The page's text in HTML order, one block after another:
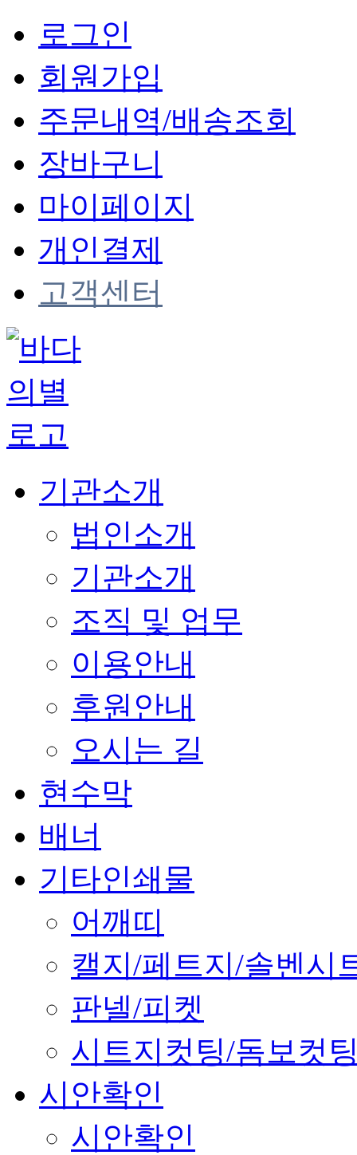
로그인
회원가입
주문내역/배송조회
장바구니
마이페이지
개인결제
고객센터
기관소개
법인소개
기관소개
조직 및 업무
이용안내
후원안내
오시는 길
현수막
배너
기타인쇄물
어깨띠
캘지/페트지/솔벤시
판넬/피켓
시트지컷팅/돔보컷
시안확인
시안확인